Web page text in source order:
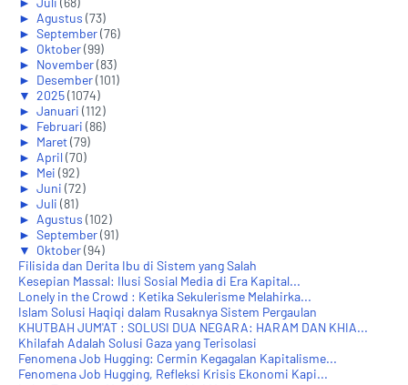
► Agustus (73)
► September(76)
► Oktober(99)
► November(83)
► Desember(101)
▼ 2025(1074)
► Januari (112)
► Februari (86)
► Maret(79)
► April(70)
► Mei (92)
► Juni (72)
► Juli (81)
► Agustus (102)
► September(91)
▼ Oktober(94)
Filisida dan Derita Ibu di Sistem yang Salah
Kesepian Massal: Ilusi Sosial Media di Era Kapital...
Lonely in the Crowd : Ketika Sekulerisme Melahirka...
Islam Solusi Haqiqi dalam Rusaknya Sistem Pergaulan
KHUTBAH JUM'AT : SOLUSI DUA NEGARA: HARAM DAN KHIA...
Khilafah Adalah Solusi Gaza yang Terisolasi
Fenomena Job Hugging: Cermin Kegagalan Kapitalisme...
Fenomena Job Hugging, Refleksi Krisis Ekonomi Kapi...